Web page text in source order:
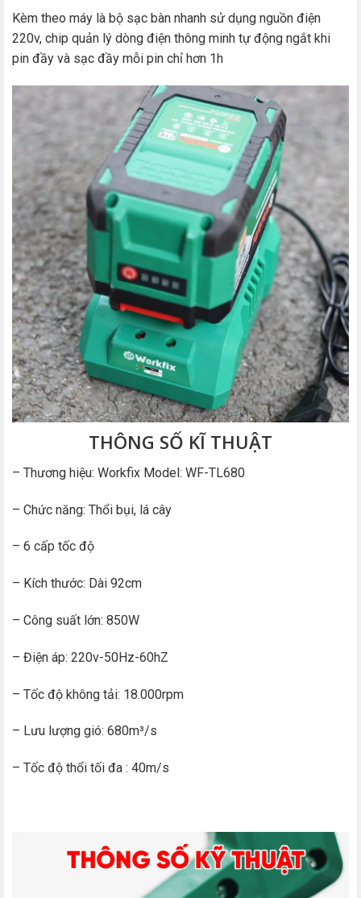
Kèm theo máy là bộ sạc bàn nhanh sử dụng nguồn điện
220v, chip quản lý dòng điện thông minh tự động ngắt khi
pin đầy và sạc đầy mỗi pin chỉ hơn 1h
THÔNG SỐ KĨ THUẬT
– Thương hiệu: Workfix Model: WF-TL680
– Chức năng: Thổi bụi, lá cây
– 6 cấp tốc độ
– Kích thước: Dài 92cm
– Công suất lớn: 850W
– Điện áp: 220v-50Hz-60hZ
– Tốc độ không tải: 18.000rpm
– Lưu lượng gió: 680m³/s
– Tốc độ thổi tối đa : 40m/s